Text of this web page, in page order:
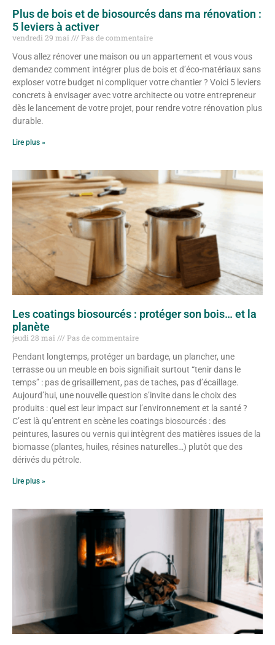
Plus de bois et de biosourcés dans ma rénovation :
5 leviers à activer
vendredi 29 mai
Pas de commentaire
Vous allez rénover une maison ou un appartement et vous vous
demandez comment intégrer plus de bois et d’éco-matériaux sans
exploser votre budget ni compliquer votre chantier ? Voici 5 leviers
concrets à envisager avec votre architecte ou votre entrepreneur
dès le lancement de votre projet, pour rendre votre rénovation plus
durable.
Lire plus »
Les coatings biosourcés : protéger son bois… et la
planète
jeudi 28 mai
Pas de commentaire
Pendant longtemps, protéger un bardage, un plancher, une
terrasse ou un meuble en bois signifiait surtout “tenir dans le
temps” : pas de grisaillement, pas de taches, pas d’écaillage.
Aujourd’hui, une nouvelle question s’invite dans le choix des
produits : quel est leur impact sur l’environnement et la santé ?
C’est là qu’entrent en scène les coatings biosourcés : des
peintures, lasures ou vernis qui intègrent des matières issues de la
biomasse (plantes, huiles, résines naturelles…) plutôt que des
dérivés du pétrole.
Lire plus »